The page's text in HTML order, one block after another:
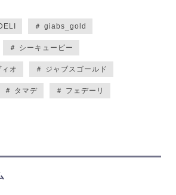
＃ giabs_gold
＃ シーキューピー
オ ＃ ジャブスゴールド
＃ タマデ ＃ フェデーリ